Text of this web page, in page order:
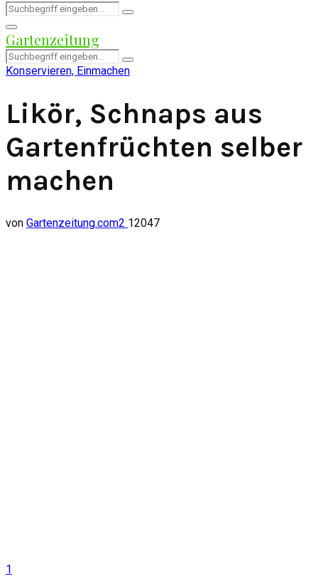
Search
for:
Search
Facebook
Twitter
Instagram
Pinterest
Youtube
Snapchat
Primary
Menu
Gartenzeitung
Search
for:
Search
Konservieren, Einmachen
Likör, Schnaps aus
Gartenfrüchten selber
machen
von Gartenzeitung.com2 12047
1